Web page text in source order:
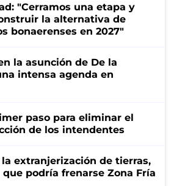
"Cerramos una etapa y
la alternativa de
bonaerenses en 2027"
la asunción de De la
intensa agenda en
paso para eliminar el
de los intendentes
extranjerización de tierras,
podría frenarse Zona Fría